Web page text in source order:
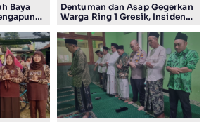
Baya
Dentuman dan Asap Gegerkan
Warga Ring 1 Gresik, Insiden
Smelting